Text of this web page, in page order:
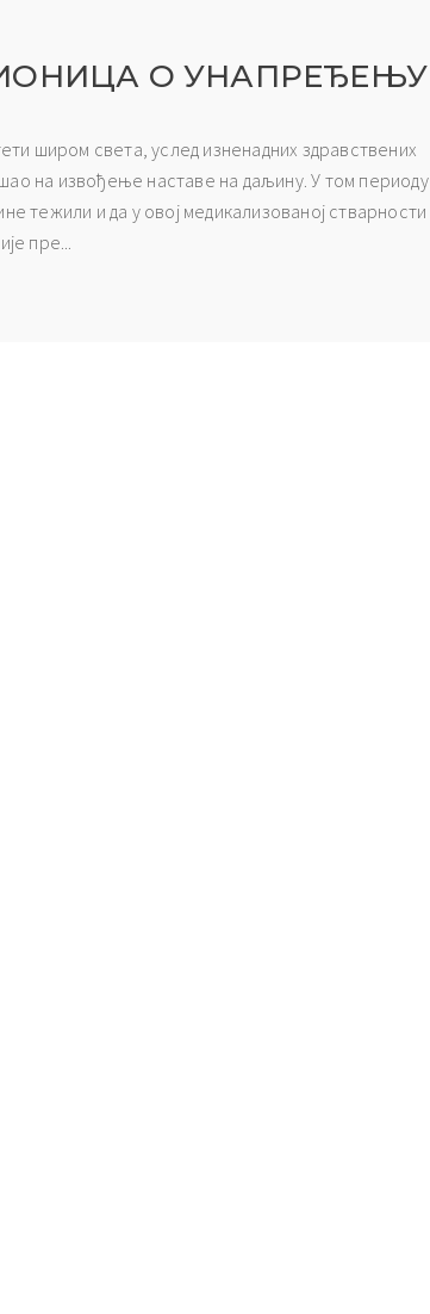
О УНАПРЕЂЕЊУ
широм света, услед изненадних здравствених
на извођење наставе на даљину. У том периоду
тежили и да у овој медикализованој стварности
пре...